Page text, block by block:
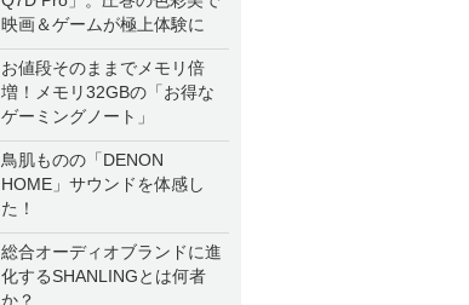
映画＆ゲームが極上体験に
お値段そのままでメモリ倍
増！メモリ32GBの「お得な
ゲーミングノート」
鳥肌ものの「DENON
HOME」サウンドを体感し
た！
総合オーディオブランドに進
化するSHANLINGとは何者
か？